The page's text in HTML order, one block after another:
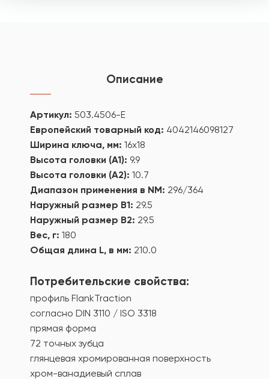
Описание
Артикул: 503.4506-E
Европейский товарный код: 4042146098127
Ширина ключа, мм: 16x18
Высота головки (А1): 9.9
Высота головки (А2): 10.7
Диапазон применения в NM: 296/364
Наружный размер В1: 29.5
Наружный размер В2: 29.5
Вес, г: 180
Общая длина L, в мм: 210.0
Потребительские свойства:
профиль FlankTraction
согласно DIN 3110 / ISO 3318
прямая форма
72 точных зубца
глянцевая хромированная поверхность
хром-ванадиевый сплав